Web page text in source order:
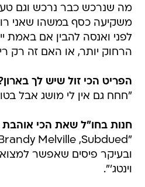
מה שנרכש כבר נרכש וגם
משקיעה כסף במשהו שאני
לפני ואנסה להבין אם באמת
הרחוק יותר, או האם זה רק
הפריט הכי זול שיש לך
"חחח גם אין לי מושג אבל
חנות בחו"ל שאת הכי אוהבת
ובעיקר פיסים שאפשר למצוא
וינטג'".